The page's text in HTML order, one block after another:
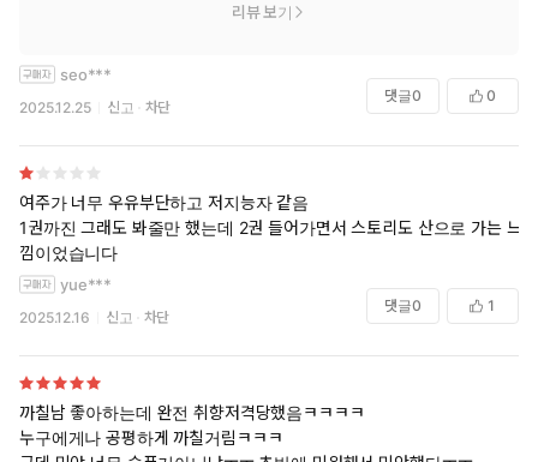
리뷰 보기
seo***
2025.12.25 신고 차단
댓글0 0
여주가 너무 우유부단하고 저지능자 같음
1권까진 그래도 봐줄만 했는데 2권 들어가면서 스토리도 산으로 가는 느
낌이었습니다
yue***
2025.12.16 신고 차단
댓글0 1
까칠남 좋아하는데 완전 취향저격당했음ㅋㅋㅋㅋ
누구에게나 공평하게 까칠거림ㅋㅋㅋ